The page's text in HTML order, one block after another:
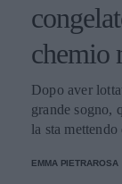
chemio
Dopo aver
grande sogno,
la sta
questo sta
EMMA PIETRAROSA